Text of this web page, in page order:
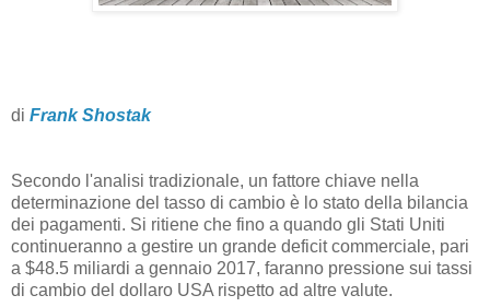
di Frank Shostak
Secondo l'analisi tradizionale, un fattore chiave nella
determinazione del tasso di cambio è lo stato della bilancia
dei pagamenti. Si ritiene che fino a quando gli Stati Uniti
continueranno a gestire un grande deficit commerciale, pari
a $48.5 miliardi a gennaio 2017, faranno pressione sui tassi
di cambio del dollaro USA rispetto ad altre valute.